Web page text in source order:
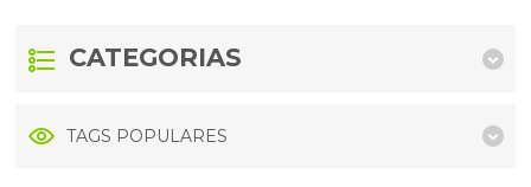
CATEGORIAS
TAGS POPULARES